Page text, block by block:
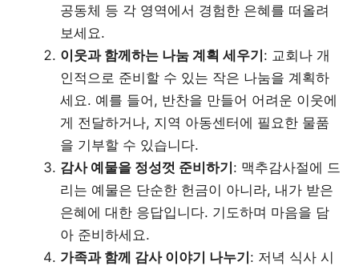
공동체 등 각 영역에서 경험한 은혜를 떠올려
보세요.
이웃과 함께하는 나눔 계획 세우기 : 교회나 개
인적으로 준비할 수 있는 작은 나눔을 계획하
세요. 예를 들어, 반찬을 만들어 어려운 이웃에
게 전달하거나, 지역 아동센터에 필요한 물품
을 기부할 수 있습니다.
감사 예물을 정성껏 준비하기 : 맥추감사절에 드
리는 예물은 단순한 헌금이 아니라, 내가 받은
은혜에 대한 응답입니다. 기도하며 마음을 담
아 준비하세요.
가족과 함께 감사 이야기 나누기 : 저녁 식사 시